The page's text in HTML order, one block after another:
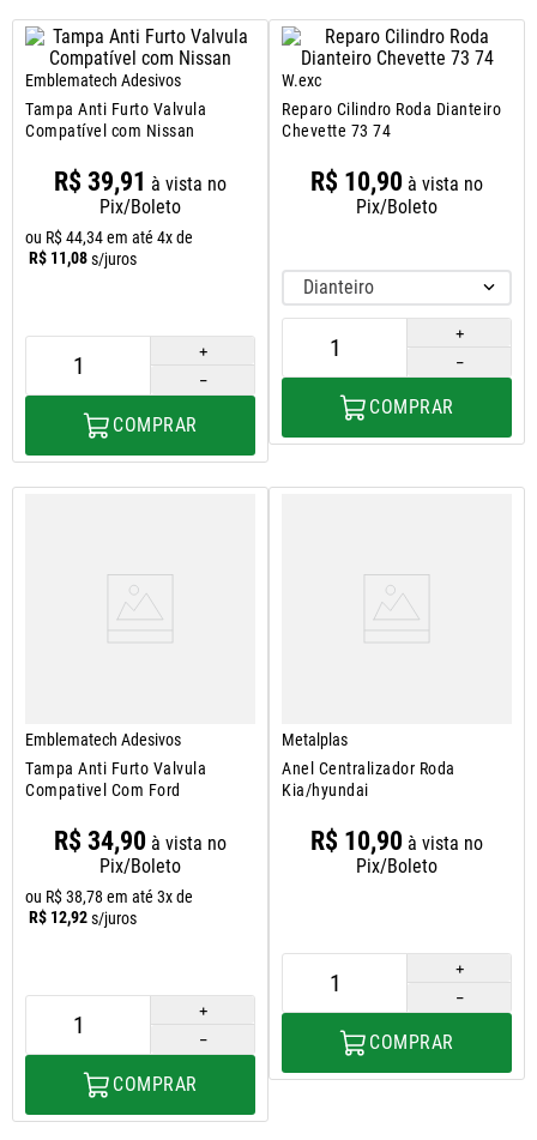
Emblematech Adesivos
Tampa Anti Furto Valvula
Compatível com Nissan
R$ 39,91 à vista no
Pix/Boleto
ou R$44,34em até 4x de
R$ 11,08s/juros
＋
－
COMPRAR
W.exc
Reparo Cilindro Roda Dianteiro
Chevette 73 74
R$ 10,90 à vista no
Pix/Boleto
Dianteiro
＋
－
COMPRAR
Emblematech Adesivos
Tampa Anti Furto Valvula
Compativel Com Ford
R$ 34,90 à vista no
Pix/Boleto
ou R$38,78 em até 3x de
R$ 12,92s/juros
＋
－
COMPRAR
Metalplas
Anel Centralizador Roda
Kia/hyundai
R$ 10,90 à vista no
Pix/Boleto
＋
－
COMPRAR